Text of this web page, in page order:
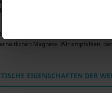
Magneten sowie eine Belastung mit
Die hier angegebenen
erhältlichen Magnete. Wir empfehlen,
EIGENSCHAFTEN DER